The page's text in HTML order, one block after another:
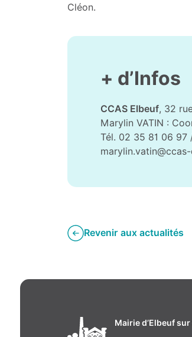
Cléon.
+ d’Infos
CCAS Elbeuf, 32
Marylin VATIN :
Tél. 02 35 81 06
Revenir aux actualités
Mairie d’Elbeuf sur